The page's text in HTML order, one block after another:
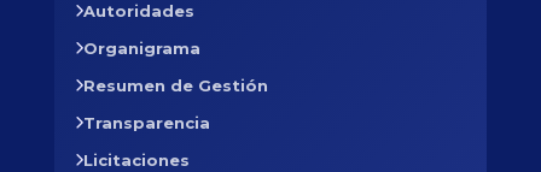
Autoridades
Organigrama
Resumen de Gestión
Transparencia
Licitaciones